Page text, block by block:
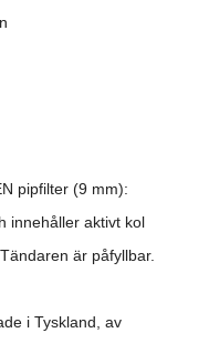
pipfilter (9 mm):
innehåller aktivt kol
är påfyllbar.
i Tyskland, av